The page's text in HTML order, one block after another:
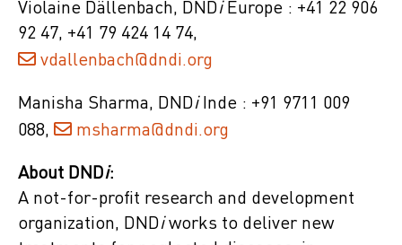
Violaine Dällenbach, DNDiEurope : +41 22 906
92 47, +41 79 424 14 74,
vdallenbach@dndi.org
Manisha Sharma, DNDiInde : +91 9711 009
088,
msharma@dndi.org
About DNDi:
A not-for-profit research and development
organization, DNDiworks to deliver new